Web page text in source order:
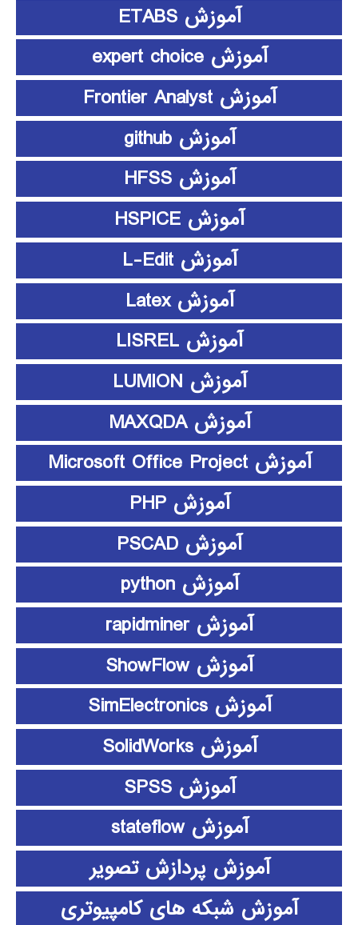
آموزش ETABS
آموزش expert choice
آموزش Frontier Analyst
آموزش github
آموزش HFSS
آموزش HSPICE
آموزش L-Edit
آموزش Latex
آموزش LISREL
آموزش LUMION
آموزش MAXQDA
آموزش Microsoft Office Project
آموزش PHP
آموزش PSCAD
آموزش python
آموزش rapidminer
آموزش ShowFlow
آموزش SimElectronics
آموزش SolidWorks
آموزش SPSS
آموزش stateflow
آموزش پردازش تصویر
آموزش شبکه های کامپیوتری